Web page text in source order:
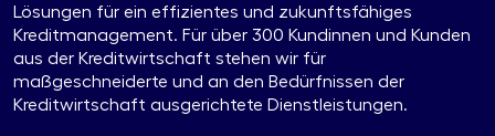
Lösungen für ein effizientes und zukunftsfähiges
Kreditmanagement. Für über 300 Kundinnen und Kunden
aus der Kreditwirtschaft stehen wir für
maßgeschneiderte und an den Bedürfnissen der
Kreditwirtschaft ausgerichtete Dienstleistungen.